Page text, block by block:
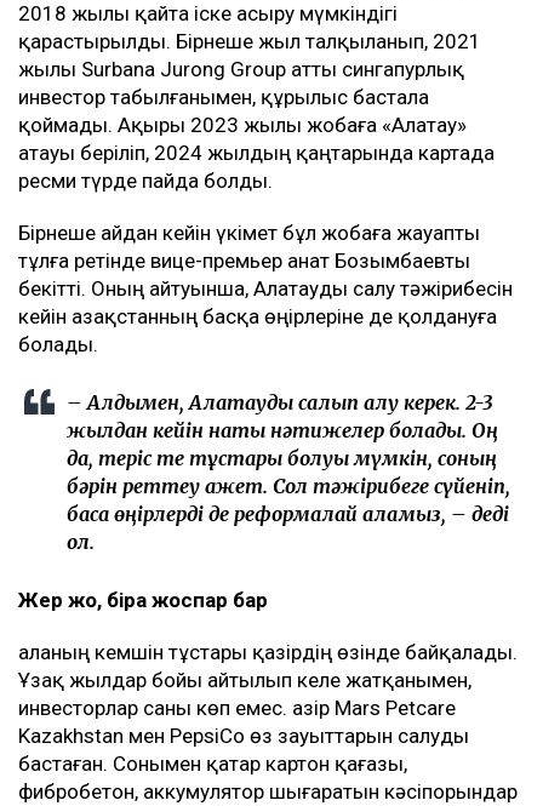
2018 жылы қайта іске асыру мүмкіндігі
қарастырылды. Бірнеше жыл талқыланып, 2021
жылы Surbana Jurong Group атты сингапурлық
инвестор табылғанымен, құрылыс бастала
қоймады. Ақыры 2023 жылы жобаға «Алатау»
атауы беріліп, 2024 жылдың қаңтарында картада
ресми түрде пайда болды.
Бірнеше айдан кейін үкімет бұл жобаға жауапты
тұлға ретінде вице-премьер Қанат Бозымбаевты
бекітті. Оның айтуынша, Алатауды салу тәжірибесін
кейін Қазақстанның басқа өңірлеріне де қолдануға
болады.
– Алдымен, Алатауды салып алу керек. 2-3
жылдан кейін нақты нәтижелер болады. Оң
да, теріс те тұстары болуы мүмкін, соның
бәрін реттеу қажет. Сол тәжірибеге сүйеніп,
басқа өңірлерді де реформалай аламыз, – деді
ол.
Жер жоқ, бірақ жоспар бар
Қаланың кемшін тұстары қазірдің өзінде байқалады.
Ұзақ жылдар бойы айтылып келе жатқанымен,
инвесторлар саны көп емес. Қазір Mars Petcare
Kazakhstan мен PepsiCo өз зауыттарын салуды
бастаған. Сонымен қатар картон қағазы,
фибробетон, аккумулятор шығаратын кәсіпорындар